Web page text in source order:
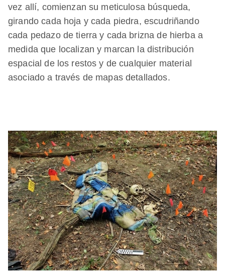
vez allí, comienzan su meticulosa búsqueda,
girando cada hoja y cada piedra, escudriñando
cada pedazo de tierra y cada brizna de hierba a
medida que localizan y marcan la distribución
espacial de los restos y de cualquier material
asociado a través de mapas detallados.